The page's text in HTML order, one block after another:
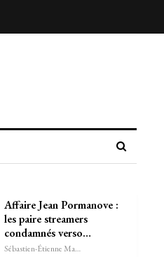
Affaire Jean Pormanove :
les paire streamers
condamnés verso…
Sébastien-Étienne Marechal